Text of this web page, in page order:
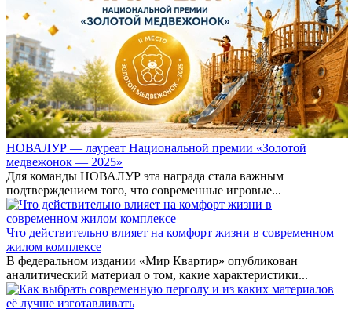
НОВАЛУР — лауреат Национальной премии «Золотой
медвежонок — 2025»
Для команды НОВАЛУР эта награда стала важным
подтверждением того, что современные игровые...
Что действительно влияет на комфорт жизни в современном
жилом комплексе
В федеральном издании «Мир Квартир» опубликован
аналитический материал о том, какие характеристики...